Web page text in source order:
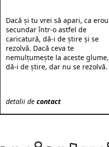
Dacă şi tu vrei să apari, ca erou
secundar într-o astfel de
caricatură, dă-i de ştire şi se
rezolvă. Dacă ceva te
nemulţumeşte la aceste glume,
dă-i de ştire, dar nu se rezolvă.
detalii de contact